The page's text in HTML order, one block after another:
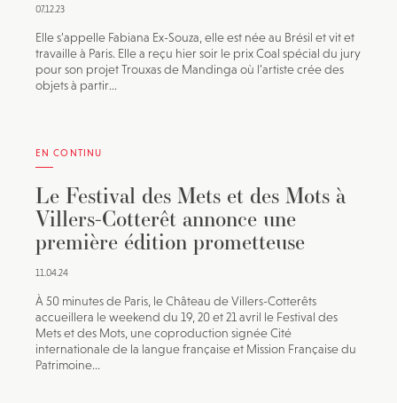
07.12.23
Elle s’appelle Fabiana Ex-Souza, elle est née au Brésil et vit et
travaille à Paris. Elle a reçu hier soir le prix Coal spécial du jury
pour son projet Trouxas de Mandinga où l’artiste crée des
objets à partir...
EN CONTINU
Le Festival des Mets et des Mots à
Villers-Cotterêt annonce une
première édition prometteuse
11.04.24
À 50 minutes de Paris, le Château de Villers-Cotterêts
accueillera le weekend du 19, 20 et 21 avril le Festival des
Mets et des Mots, une coproduction signée Cité
internationale de la langue française et Mission Française du
Patrimoine...